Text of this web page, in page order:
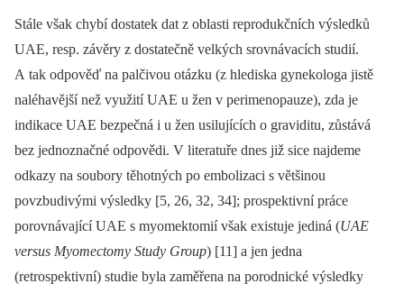
Stále však chybí dostatek dat z oblasti reprodukčních výsledků
UAE, resp. závěry z dostatečně velkých srovnávacích studií.
A tak odpověď na palčivou otázku (z hlediska gynekologa jistě
naléhavější než využití UAE u žen v perimenopauze), zda je
indikace UAE bezpečná i u žen usilujících o graviditu, zůstává
bez jednoznačné odpovědi. V literatuře dnes již sice najdeme
odkazy na soubory těhotných po embolizaci s většinou
povzbudivými výsledky [5, 26, 32, 34]; prospektivní práce
porovnávající UAE s myomektomií však existuje jediná (UAE
versus Myomectomy Study Group) [11] a jen jedna
(retrospektivní) studie byla zaměřena na porodnické výsledky